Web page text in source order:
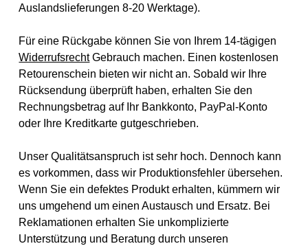
Auslandslieferungen 8-20 Werktage).
Für eine Rückgabe können Sie von Ihrem 14-tägigen
WiderrufsrechtGebrauch machen. Einen kostenlosen
Retourenschein bieten wir nicht an. Sobald wir Ihre
Rücksendung überprüft haben, erhalten Sie den
Rechnungsbetrag auf Ihr Bankkonto, PayPal-Konto
oder Ihre Kreditkarte gutgeschrieben.
Unser Qualitätsanspruch ist sehr hoch. Dennoch kann
es vorkommen, dass wir Produktionsfehler übersehen.
Wenn Sie ein defektes Produkt erhalten, kümmern wir
uns umgehend um einen Austausch und Ersatz. Bei
Reklamationen erhalten Sie unkomplizierte
Unterstützung und Beratung durch unseren